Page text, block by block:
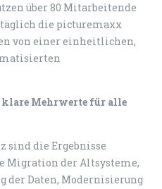
über 80 Mitarbeitende
die picturemaxx
von einer einheitlichen,
klare Mehrwerte für alle
sind die Ergebnisse
Migration der Altsysteme,
Daten, Modernisierung